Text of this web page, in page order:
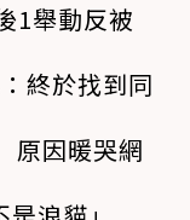
1舉動反被
終於找到同
原因暖哭網